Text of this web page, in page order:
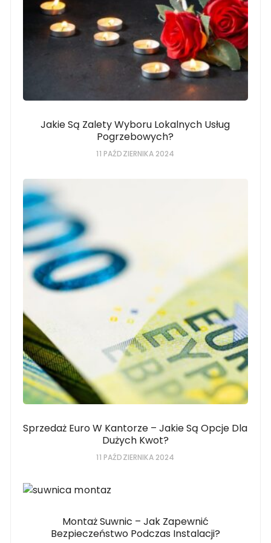
Jakie Są Zalety Wyboru Lokalnych Usług
Pogrzebowych?
11 PAŹDZIERNIKA 2024
Sprzedaż Euro W Kantorze – Jakie Są Opcje Dla
Dużych Kwot?
11 PAŹDZIERNIKA 2024
Montaż Suwnic – Jak Zapewnić
Bezpieczeństwo Podczas Instalacji?